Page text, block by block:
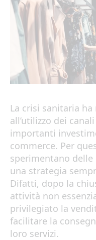
La crisi sanitaria
all’utilizzo dei
importanti
commerce. Per
sperimentano
una strategia
Difatti, dopo la
attività non
privilegiato la
facilitare la
loro servizi.